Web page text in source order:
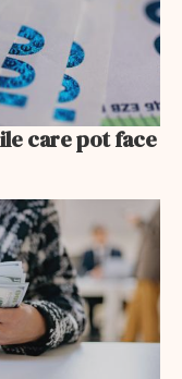
care pot face